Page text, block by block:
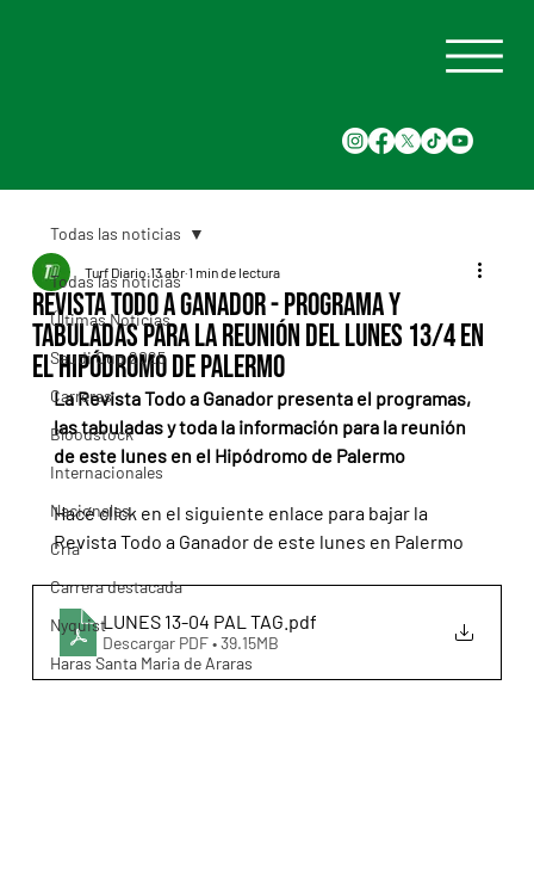
Todas las noticias
Últimas Noticias
Saudi Cup 2025
Carreras
Bloodstock
Internacionales
Nacionales
Cria
Carrera destacada
Nyquist
Haras Santa Maria de Araras
Todas las noticias
Revista Todo a Ganador - Programa y
tabuladas para la reunión del lunes 13/4 en
el Hipódromo de Palermo
Turf Diario 13 abr 1 min de lectura
La Revista Todo a Ganador presenta el programas,
las tabuladas y toda la información para la reunión
de este lunes en el Hipódromo de Palermo
Hacé click en el siguiente enlace para bajar la
Revista Todo a Ganador de este lunes en Palermo
LUNES 13-04 PAL TAG .pdf
Descargar PDF • 39.15MB